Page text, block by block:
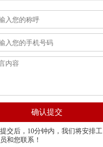
确认提交
交后，10分钟内，我们将安排工
和您联系！